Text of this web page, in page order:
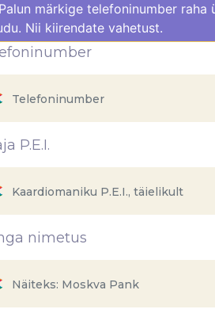
märkige telefoninumber raha
Nii kiirendate vahetust.
P.E.I.
nimetus